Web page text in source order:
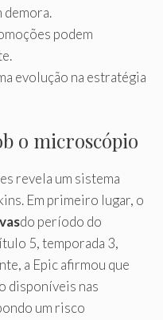
demora.
podem
evolução na estratégia
o microscópio
revela um sistema
Em primeiro lugar, o
do período do
5, temporada 3,
a Epic afirmou que
disponíveis nas
um risco